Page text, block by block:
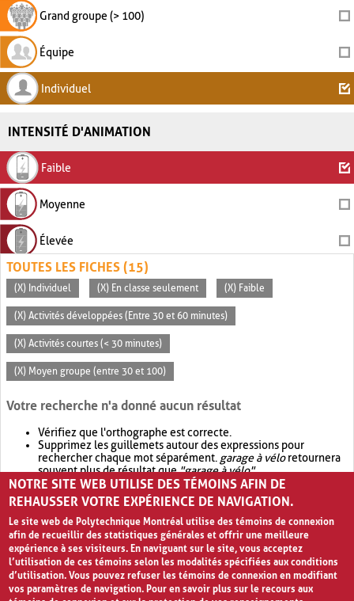
Grand groupe (> 100)
Équipe
Individuel
INTENSITÉ D'ANIMATION
Faible
Moyenne
Élevée
TOUTES LES FICHES (15)
(X) Individuel (X) En classe seulement (X) Faible
(X) Activités développées (Entre 30 et 60 minutes)
(X) Activités courtes (< 30 minutes)
(X) Moyen groupe (entre 30 et 100)
Votre recherche n'a donné aucun résultat
Vérifiez que l'orthographe est correcte.
Supprimez les guillemets autour des expressions pour
rechercher chaque mot séparément. garage à véloretournera
souvent plus de résultat que"garage à vélo".
Envisagez d'élargir votre recherche avec OR.garage OR vélo
retournera souvent plus de résultat quegarage à vélo
NOTRE SITE WEB UTILISE DES TÉMOINS AFIN DE
REHAUSSER VOTRE EXPÉRIENCE DE NAVIGATION.
Le site web de Polytechnique Montréal utilise des témoins de connexion
afin de recueillir des statistiques générales et offrir une meilleure
expérience à ses visiteurs. En naviguant sur le site, vous acceptez
l’utilisation de ces témoins selon les modalités spécifiées aux conditions
d’utilisation. Vous pouvez refuser les témoins de connexion en modifiant
vos paramètres de navigation. Pour en savoir plus sur le recours aux